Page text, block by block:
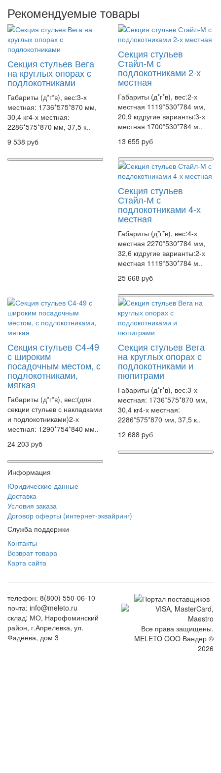
Рекомендуемые товары
Секция стульев Вега
на круглых опорах с
подлокотниками
Габариты (д*г*в), вес:3-х
местная: 1736*575*870 мм,
30,4 кг4-х местная:
2286*575*870 мм, 37,5 к..
9 538 pуб
Секция стульев
Стайл-М с
подлокотниками 2-х
местная
Габариты (д*г*в), вес:2-х
местная 1119*530*784 мм,
20,9 кгдругие варианты:3-х
местная 1700*530*784 м..
13 655 pуб
Секция стульев
Стайл-М с
подлокотниками 4-х
местная
Габариты (д*г*в), вес:4-х
местная 2270*530*784 мм,
32,6 кгдругие варианты:2-х
местная 1119*530*784 м..
25 668 pуб
Секция стульев С4-49
с широким
посадочным местом, с
подлокотниками,
мягкая
Габариты (д*г*в), вес:(для
секции стульев с накладками
и подлокотниками)2-х
местная: 1290*754*840 мм..
24 203 pуб
Секция стульев Вега
на круглых опорах с
подлокотниками и
пюпитрами
Габариты (д*г*в), вес:3-х
местная: 1736*575*870 мм,
30,4 кг4-х местная:
2286*575*870 мм, 37,5 к..
12 688 pуб
Информация
Юридические данные
Доставка
Условия заказа
Договор оферты (интернет-эквайринг)
Служба поддержки
Контакты
Возврат товара
Карта сайта
телефон: 8(800) 550-06-10
почта: info@meleto.ru
склад: МО, Нарофоминский
район, г.Апрелевка, ул.
Фадеева, дом 3
Все права защищены.
MELETO OOO Вандер ©
2026